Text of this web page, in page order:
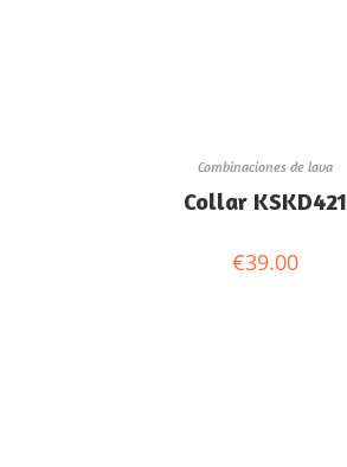
Combinaciones de lava
Collar KSKD421
€39.00